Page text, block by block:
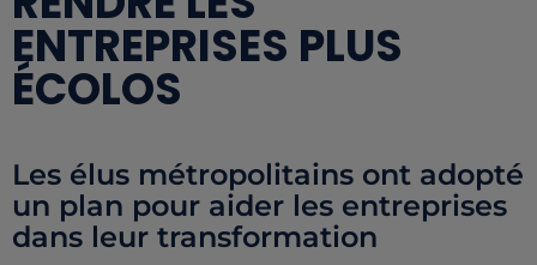
ENTREPRISES PLUS
ÉCOLOS
Les élus métropolitains ont adopté
un plan pour aider les entreprises
dans leur transformation